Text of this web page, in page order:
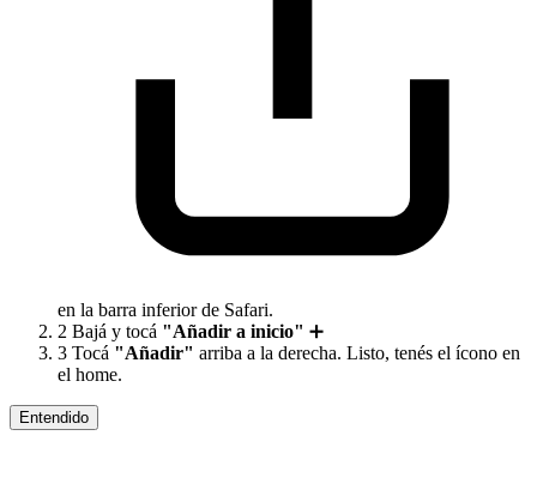
en la barra inferior de Safari.
2 Bajá y tocá "Añadir a inicio" ➕
3 Tocá "Añadir" arriba a la derecha. Listo, tenés el ícono en
el home.
Entendido